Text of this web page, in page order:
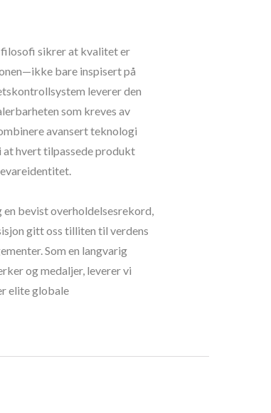
sikrer at kvalitet er
bare inspisert på
leverer den
som kreves av
avansert teknologi
at hvert tilpassede produkt
bevist overholdelsesrekord,
gitt oss tilliten til verdens
Som en langvarig
og medaljer, leverer vi
elite globale